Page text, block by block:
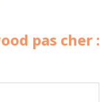
pas cher :